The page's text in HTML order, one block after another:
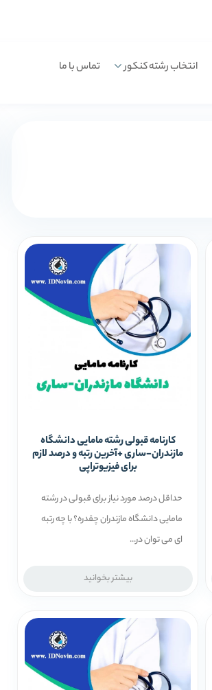
انتخاب رشته کنکور تماس با ما
کارنامه قبولی رشته مامایی دانشگاه
مازندران-ساری +آخرین رتبه و درصد لازم
برای فیزیوتراپی
حداقل درصد مورد نیاز برای قبولی در رشته
مامایی دانشگاه مازندران چقدره؟ با چه رتبه
ای می توان در...
بیشتر بخوانید